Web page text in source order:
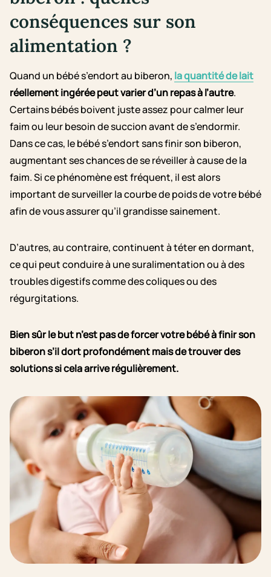
conséquences sur son
alimentation ?
Quand un bébé s’endort au biberon, la quantité de lait
réellement ingérée peut varier d’un repas à l’autre.
Certains bébés boivent juste assez pour calmer leur
faim ou leur besoin de succion avant de s’endormir.
Dans ce cas, le bébé s’endort sans finir son biberon,
augmentant ses chances de se réveiller à cause de la
faim. Si ce phénomène est fréquent, il est alors
important de surveiller la courbe de poids de votre bébé
afin de vous assurer qu’il grandisse sainement.
D’autres, au contraire, continuent à téter en dormant,
ce qui peut conduire à une suralimentation ou à des
troubles digestifs comme des coliques ou des
régurgitations.
Bien sûr le but n’est pas de forcer votre bébé à finir son
biberon s’il dort profondément mais de trouver des
solutions si cela arrive régulièrement.